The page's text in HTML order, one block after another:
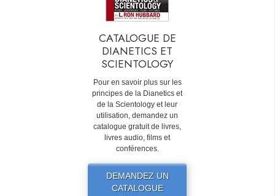
CATALOGUE DE
DIANETICS ET
SCIENTOLOGY
Pour en savoir plus sur les
principes de la Dianetics et
de la Scientology et leur
utilisation, demandez un
catalogue gratuit de livres,
livres audio, films et
conférences.
DEMANDEZ UN
CATALOGUE